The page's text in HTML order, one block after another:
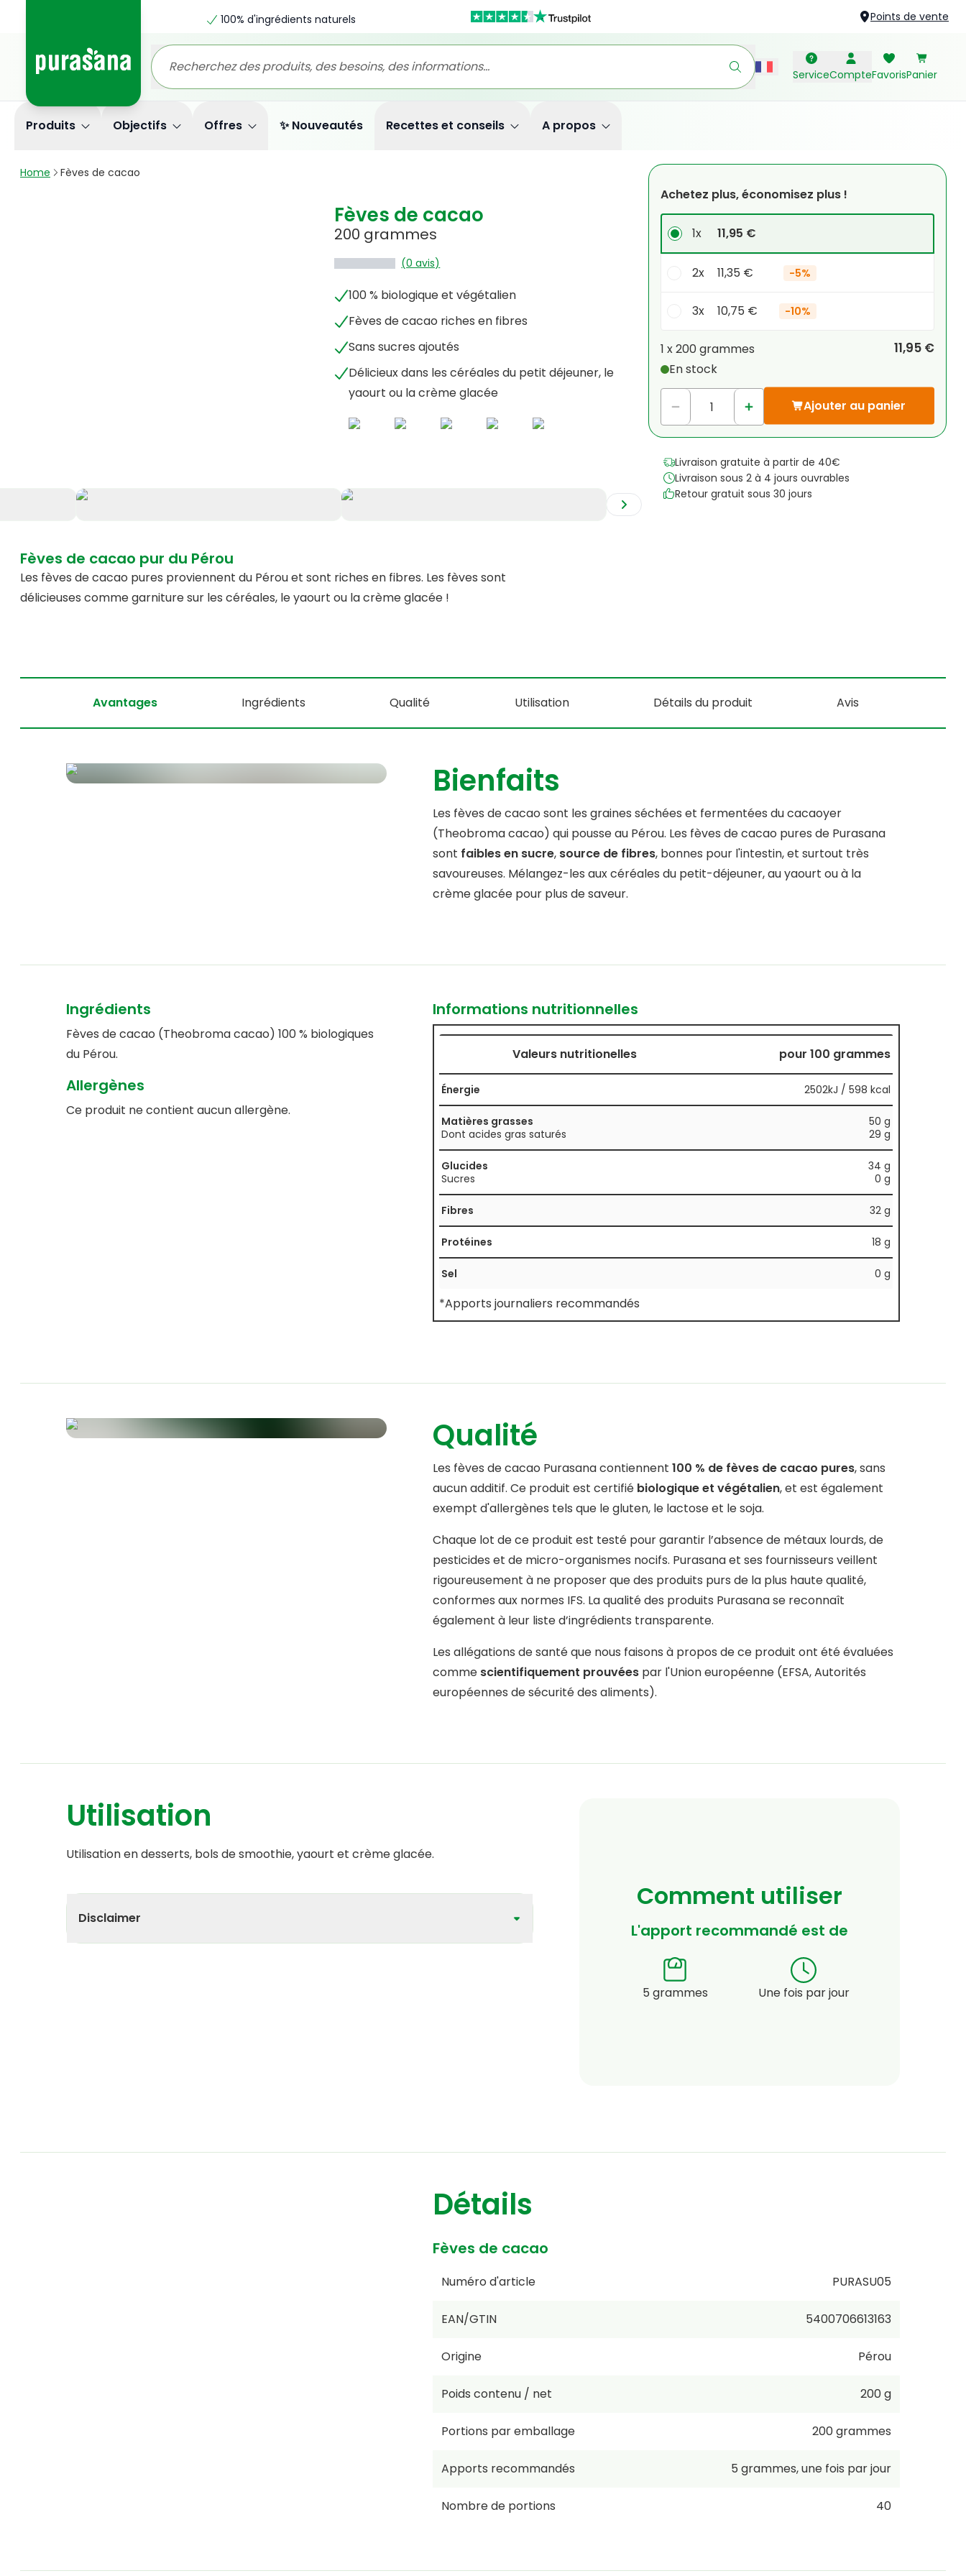
100% d'ingrédients naturels Points de vente
ServiceCompteFavorisPanier
Produits Objectifs Offres ✨ Nouveautés Recettes et conseils A propos
Home Fèves de cacao
Fèves de cacao
200 grammes
(0 avis)
100 % biologique et végétalien
Fèves de cacao riches en fibres
Sans sucres ajoutés
Délicieux dans les céréales du petit déjeuner, le
yaourt ou la crème glacée
Achetez plus, économisez plus !
1x 11,95 €
2x 11,35 € -5%
3x 10,75 € -10%
1x 0,00 €
1 x200 grammes
En stock
11,95 €
Ajouter au panier
Livraison gratuite à partir de 40€
Livraison sous 2 à 4 jours ouvrables
Retour gratuit sous 30 jours
Fèves de cacao pur du Pérou
Les fèves de cacao pures proviennent du Pérou et sont riches en fibres. Les fèves sont
délicieuses comme garniture sur les céréales, le yaourt ou la crème glacée !
Avantages Ingrédients Qualité Utilisation Détails du produit Avis
Bienfaits
Les fèves de cacao sont les graines séchées et fermentées du cacaoyer
(Theobroma cacao) qui pousse au Pérou. Les fèves de cacao pures de Purasana
sont faibles en sucre, source de fibres, bonnes pour l'intestin, et surtout très
savoureuses. Mélangez-les aux céréales du petit-déjeuner, au yaourt ou à la
crème glacée pour plus de saveur.
Ingrédients
Fèves de cacao (Theobroma cacao) 100 % biologiques
du Pérou.
Allergènes
Ce produit ne contient aucun allergène.
Informations nutritionnelles
Valeurs nutritionelles pour 100 grammes
Énergie 2502kJ / 598 kcal
Matières grasses
Dont acides gras saturés
50 g
29 g
Glucides
Sucres
34 g
0 g
Fibres 32 g
Protéines 18 g
Sel 0 g
*Apports journaliers recommandés
Qualité
Les fèves de cacao Purasana contiennent 100 % de fèves de cacao pures, sans
aucun additif. Ce produit est certifié biologique et végétalien, et est également
exempt d'allergènes tels que le gluten, le lactose et le soja.
Chaque lot de ce produit est testé pour garantir l’absence de métaux lourds, de
pesticides et de micro-organismes nocifs. Purasana et ses fournisseurs veillent
rigoureusement à ne proposer que des produits purs de la plus haute qualité,
conformes aux normes IFS. La qualité des produits Purasana se reconnaît
également à leur liste d’ingrédients transparente.
Les allégations de santé que nous faisons à propos de ce produit ont été évaluées
comme scientifiquement prouvéespar l'Union européenne (EFSA, Autorités
européennes de sécurité des aliments).
Comment utiliser
L'apport recommandé est de
5 grammes Une fois par jour
Utilisation
Utilisation en desserts, bols de smoothie, yaourt et crème glacée.
Disclaimer
Détails
Fèves de cacao
Numéro d'article PURASU05
EAN/GTIN 5400706613163
Origine Pérou
Poids contenu / net 200 g
Portions par emballage 200grammes
Apports recommandés 5 grammes,une fois par jour
Nombre de portions 40